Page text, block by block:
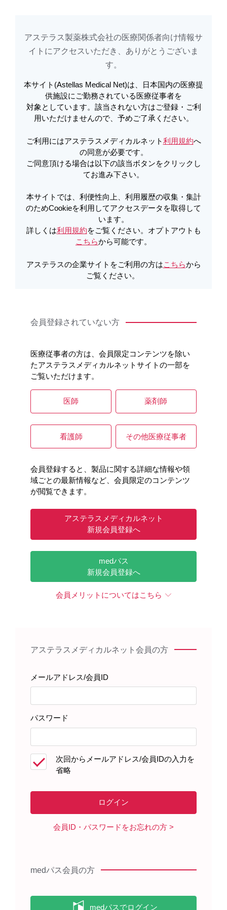
本日開催される「【8月7日（金）】札幌移植セミナー2026」を視聴されたい
こちら をクリックしてください
アステラスメディカルネットでは、利便性向上、利用履歴の収集・集計のた
Cookieを利用してアクセスデータを取得しています。詳しくは
ご覧ください。オプトアウトも
こちらから可能です。
本日開催される「【8月7日（金）】札幌移植セミナー2026」を視聴されたい
をクリックしてください
Cookieを利用してアクセスデータを取得しています。詳しくは利用規約
ご覧ください。オプトアウトもこちらから可能です。
電子添文改訂のお知らせ | ボノテオ
錠1mg・50mg 使用上の注意改訂の
PDFをダウンロード
製品情報・安全性情報
アステラス製薬株式会社の医療関係者向け情報サ
イトに​アクセスいただき、ありがとうございま
す。​
本サイト(Astellas Medical Net)は、日本国内の医療提
供施設にご勤務されている医療従事者を
対象としています。該当されない方はご登録・ご利
用いただけませんので、予めご了承ください。
ご利用にはアステラスメディカルネット利用規約へ
の同意が必要です。
ご同意頂ける場合は以下の該当ボタンをクリックし
てお進み下さい。
本サイトでは、利便性向上、利用履歴の収集・集計
のためCookieを利用してアクセスデータを取得して
います。
詳しくは利用規約をご覧ください。オプトアウトも
こちらから可能です。
アステラスの企業サイトをご利用の方はこちらから
ご覧ください。
会員登録されていない方
医療従事者の方は、会員限定コンテンツを除い
たアステラスメディカルネットサイトの一部を
ご覧いただけます。
医師 薬剤師
看護師 その他医療従事者
会員登録すると、製品に関する詳細な情報や領
域ごとの最新情報など、会員限定のコンテンツ
が閲覧できます。
アステラスメディカルネット
新規会員登録へ
medパス
新規会員登録へ
会員メリットについてはこちら
アステラスメディカルネット会員の方
メールアドレス/会員ID
パスワード
次回からメールアドレス/会員IDの入力を
省略
会員ID・パスワードをお忘れの方
medパス会員の方